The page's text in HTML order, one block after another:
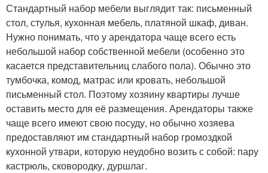
Стандартный набор мебели выглядит так: письменный
стол, стулья, кухонная мебель, платяной шкаф, диван.
Нужно понимать, что у арендатора чаще всего есть
небольшой набор собственной мебели (особенно это
касается представительниц слабого пола). Обычно это
тумбочка, комод, матрас или кровать, небольшой
письменный стол. Поэтому хозяину квартиры лучше
оставить место для её размещения. Арендаторы также
чаще всего имеют свою посуду, но обычно хозяева
предоставляют им стандартный набор громоздкой
кухонной утвари, которую неудобно возить с собой: пару
кастрюль, сковородку, дуршлаг.